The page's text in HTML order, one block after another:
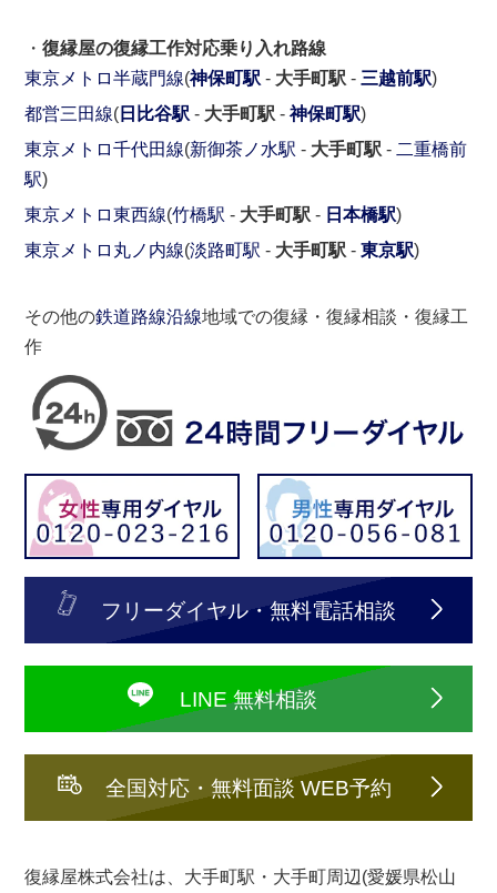
・復縁屋の復縁工作対応乗り入れ路線
東京メトロ半蔵門線(神保町駅 - 大手町駅 - 三越前駅)
都営三田線( 日比谷駅 - 大手町駅 -神保町駅)
東京メトロ千代田線(新御茶ノ水駅 - 大手町駅 - 二重橋前
駅)
東京メトロ東西線(竹橋駅 - 大手町駅 - 日本橋駅)
東京メトロ丸ノ内線(淡路町駅 - 大手町駅 -東京駅)
その他の鉄道路線沿線地域での復縁・復縁相談・復縁工
作
フリーダイヤル・無料電話相談
LINE 無料相談
全国対応・無料面談 WEB予約
復縁屋株式会社は、大手町駅・大手町周辺(愛媛県松山